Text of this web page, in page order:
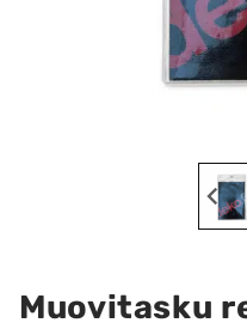
Muovitasku